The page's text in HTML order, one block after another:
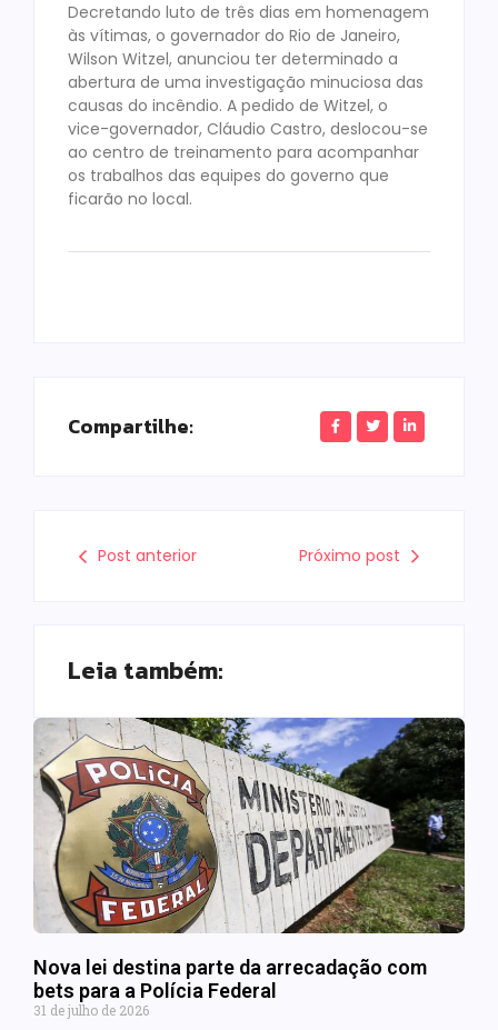
Decretando luto de três dias em homenagem
às vítimas, o governador do Rio de Janeiro,
Wilson Witzel, anunciou ter determinado a
abertura de uma investigação minuciosa das
causas do incêndio. A pedido de Witzel, o
vice-governador, Cláudio Castro, deslocou-se
ao centro de treinamento para acompanhar
os trabalhos das equipes do governo que
ficarão no local.
Compartilhe:
Post anterior Próximo post
Leia também:
Nova lei destina parte da arrecadação com
bets para a Polícia Federal
31 de julho de 2026